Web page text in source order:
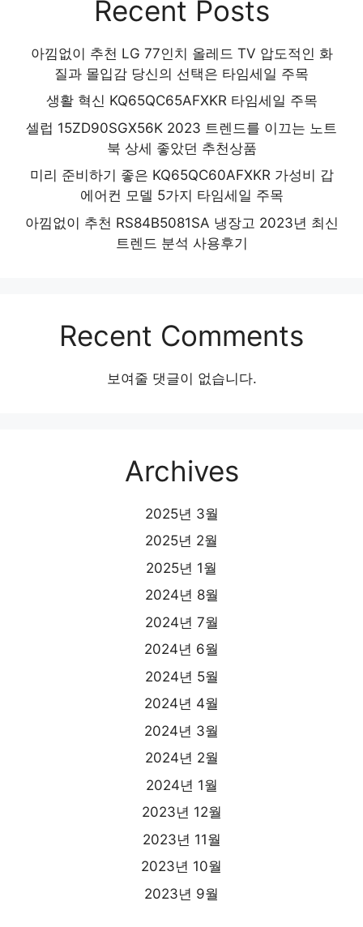
Recent Posts
아낌없이 추천 LG 77인치 올레드 TV 압도적인 화
질과 몰입감 당신의 선택은 타임세일 주목
생활 혁신 KQ65QC65AFXKR 타임세일 주목
셀럽 15ZD90SGX56K 2023 트렌드를 이끄는 노트
북 상세 좋았던 추천상품
미리 준비하기 좋은 KQ65QC60AFXKR 가성비 갑
에어컨 모델 5가지 타임세일 주목
아낌없이 추천 RS84B5081SA 냉장고 2023년 최신
트렌드 분석 사용후기
Recent Comments
보여줄 댓글이 없습니다.
Archives
2025년 3월
2025년 2월
2025년 1월
2024년 8월
2024년 7월
2024년 6월
2024년 5월
2024년 4월
2024년 3월
2024년 2월
2024년 1월
2023년 12월
2023년 11월
2023년 10월
2023년 9월